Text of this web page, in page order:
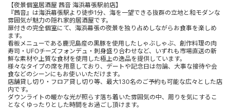
【夜景個室居酒屋 茜音 海浜幕張駅前店】
『茜音』は海浜幕張駅より徒歩1分、海を一望できる抜群の立地と和モダンな
雰囲気が魅力の隠れ家的居酒屋です。
扉付きの完全個室にて、海浜幕張の夜景を独り占めしながらお食事を楽しめ
ます。
看板メニューである鹿児島産の黒豚を使用したしゃぶしゃぶ、創作料理の肉
寿司・UFOチーズフォンデュ・刺身盛り合わせなど、いずれも市場直送の新
鮮な素材や上質な食材を使用した極上の逸品を提供しています。
様々なタイプの席を用意しており、デートや記念日は勿論、大事な接待や会
食などのシーンにもお使いいただけます。
店舗貸し切り・フロア貸し切り等、最大130名のご予約も可能な広々とした店
内です。
ダウンライトの暖かな光が照らす落ち着いた雰囲気の中、周りを気にするこ
となくゆったりとした時間をお過ごし頂けます。